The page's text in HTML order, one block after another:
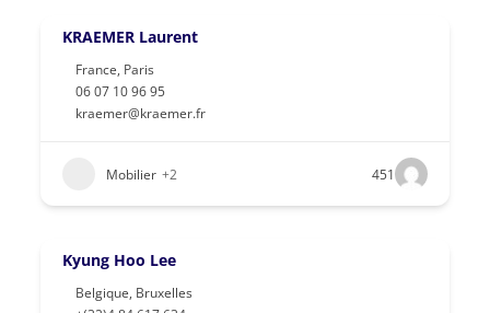
KRAEMER Laurent
France, Paris
06 07 10 96 95
kraemer@kraemer.fr
Mobilier +2 451
Kyung Hoo Lee
Belgique, Bruxelles